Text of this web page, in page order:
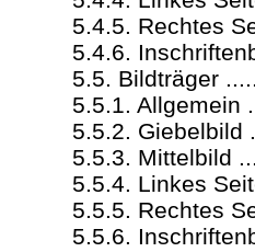
5.4.5. Rechtes
5.4.6.
5.5. Bildträger
5.5.1. Allgemein
5.5.2. Giebelbild
5.5.3. Mittelbild
5.5.4. Linkes
5.5.5. Rechtes
5.5.6.